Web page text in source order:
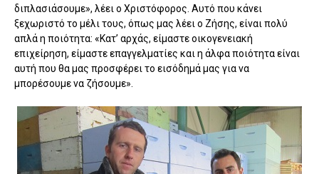
διπλασιάσουμε», λέει ο Χριστόφορος. Αυτό που κάνει
ξεχωριστό το μέλι τους, όπως μας λέει ο Ζήσης, είναι πολύ
απλά η ποιότητα: «Κατ’ αρχάς, είμαστε οικογενειακή
επιχείρηση, είμαστε επαγγελματίες και η άλφα ποιότητα είναι
αυτή που θα μας προσφέρει το εισόδημά μας για να
μπορέσουμε να ζήσουμε».